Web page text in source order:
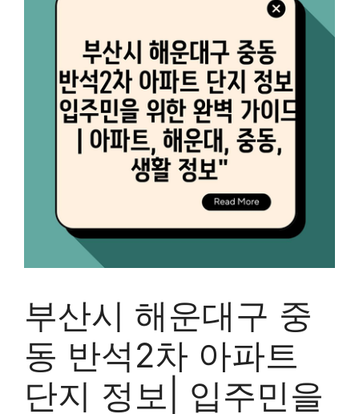
부산시 해운대구 중
동 반석2차 아파트
단지 정보| 입주민을